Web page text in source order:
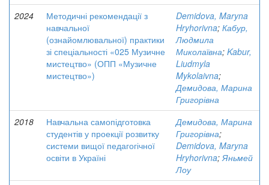
2024
Методичні рекомендації з
навчальної
(ознайомлювальної) практики
зі спеціальності «025 Музичне
мистецтво» (ОПП «Музичне
мистецтво»)
Demidova, Maryna
Hryhorivna; Кабур,
Людмила
Миколаївна; Kabur,
Liudmyla
Mykolaivna;
Демидова, Марина
Григорівна
2018
Навчальна самопідготовка
студентів у проекції розвитку
системи вищої педагогічної
освіти в Україні
Демидова, Марина
Григорівна;
Demidova, Maryna
Hryhorivna;Яньмей
Лоу